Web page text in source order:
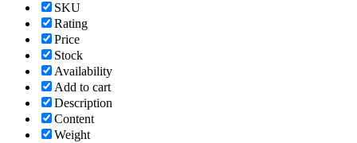
SKU
Rating
Price
Stock
Availability
Add to cart
Description
Content
Weight